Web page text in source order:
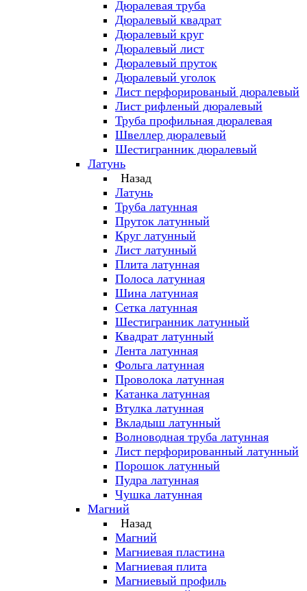
Дюралевая труба
Дюралевый квадрат
Дюралевый круг
Дюралевый лист
Дюралевый пруток
Дюралевый уголок
Лист перфорированый дюралевый
Лист рифленый дюралевый
Труба профильная дюралевая
Швеллер дюралевый
Шестигранник дюралевый
Латунь
Назад
Латунь
Труба латунная
Пруток латунный
Круг латунный
Лист латунный
Плита латунная
Полоса латунная
Шина латунная
Сетка латунная
Шестигранник латунный
Квадрат латунный
Лента латунная
Фольга латунная
Проволока латунная
Катанка латунная
Втулка латунная
Вкладыш латунный
Волноводная труба латунная
Лист перфорированный латунный
Порошок латунный
Пудра латунная
Чушка латунная
Магний
Назад
Магний
Магниевая пластина
Магниевая плита
Магниевый профиль